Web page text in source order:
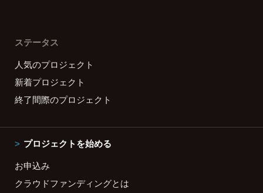
ステータス
人気のプロジェクト
新着プロジェクト
終了間際のプロジェクト
プロジェクトを始める
お申込み
クラウドファンディングとは